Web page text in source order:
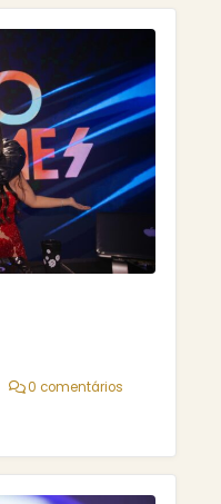
0 comentários